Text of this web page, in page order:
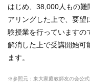
はじめ、38,000人もの
アリングした上で、要望
験授業を行っていますの
解消した上で受講開始可
ます。
※参照元：東大家庭教師友の会公式